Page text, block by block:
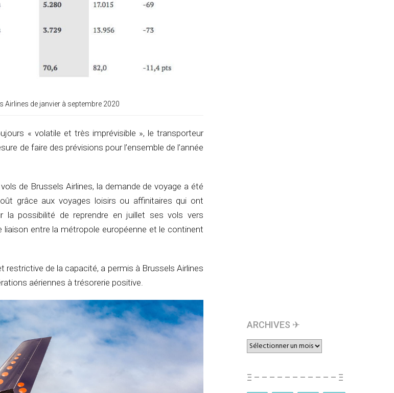
Airlines de janvier à septembre 2020
« volatile et très imprévisible », le transporteur
de faire des prévisions pour l’ensemble de l’année
de Brussels Airlines, la demande de voyage a été
grâce aux voyages loisirs ou affinitaires qui ont
possibilité de reprendre en juillet ses vols vers
liaison entre la métropole européenne et le continent
restrictive de la capacité, a permis à Brussels Airlines
aériennes à trésorerie positive.
ARCHIVES ✈︎
ARCHIVES
✈︎
Ξ – – – – – – – – – – – Ξ